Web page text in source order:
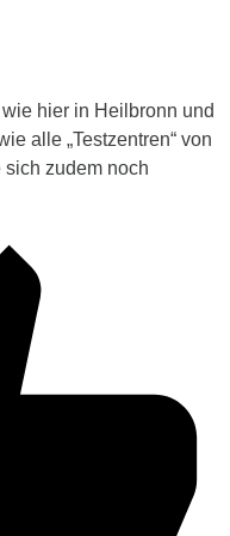
hier in Heilbronn und
alle „Testzentren“ von
zudem noch